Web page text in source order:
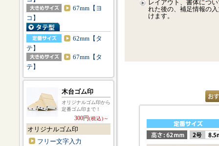
67mm【ヨ
コ】
62mm【タ
テ】
67mm【タ
テ】
木台ゴム印
オリジナルゴム印から
定番ゴム印まで！
300円(税込)～
オリジナルゴム印
フリー文字入力
レイアウト、書体につ
れた後の、補足情報の
けます。